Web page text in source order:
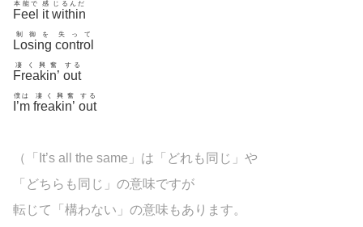
Feel
本能で
it
感
within
じるんだ
Losing
制御を
control
失って
Freakin’
凄く興奮
out
する
I’m
僕は
freakin’
凄く興奮
out
する
（「It’s all the same」は「どれも同じ」や
「どちらも同じ」の意味ですが
転じて「構わない」の意味もあります。